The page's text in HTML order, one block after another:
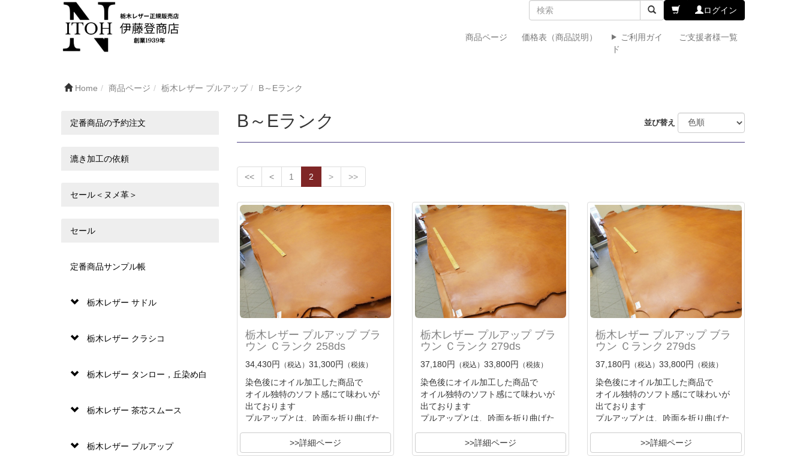
ログイン
商品ページ 価格表（商品説明）
ご利用ガイ
ド
ご支援者様一覧
Home 商品ページ 栃木レザー プルアップ B～Eランク
定番商品の予約注文
漉き加工の依頼
セール＜ヌメ革＞
セール
定番商品サンプル帳
栃木レザー サドル
栃木レザー クラシコ
栃木レザー タンロー，丘染め白
栃木レザー 茶芯スムース
栃木レザー プルアップ
B～Eランク 並び替え
<< < 1 2 > >>
栃木レザー プルアップ ブラ
ウン Ｃランク 258ds
34,430円 （税込） 31,300円 （税抜）
染色後にオイル加工した商品で
オイル独特のソフト感にて味わいが
出ております
プルアップとは、吟面を折り曲げた
時
オイル分が退けて薄色の吟面に色変
化する
>>詳細ページ
栃木レザー プルアップ ブラ
ウン Ｃランク 279ds
37,180円 （税込） 33,800円 （税抜）
染色後にオイル加工した商品で
オイル独特のソフト感にて味わいが
出ております
プルアップとは、吟面を折り曲げた
時
オイル分が退けて薄色の吟面に色変
化する
>>詳細ページ
栃木レザー プルアップ ブラ
ウン Ｃランク 279ds
37,180円 （税込）33,800円 （税抜）
染色後にオイル加工した商品で
オイル独特のソフト感にて味わいが
出ております
プルアップとは、吟面を折り曲げた
時
オイル分が退けて薄色の吟面に色変
化する
>>詳細ページ